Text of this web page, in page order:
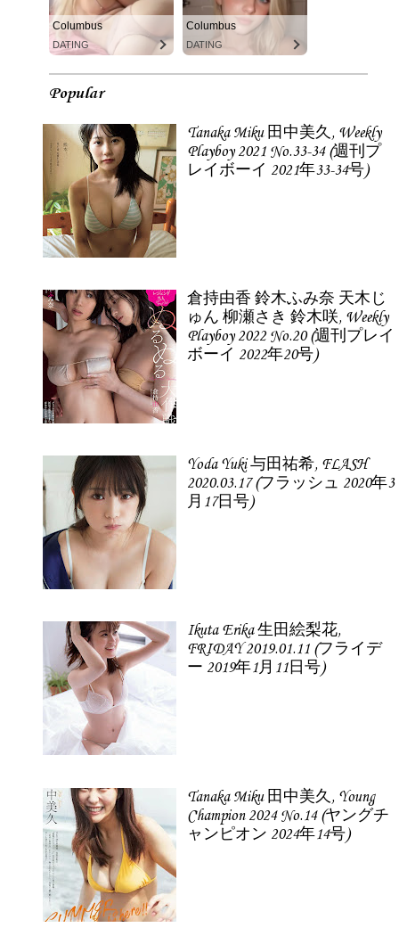
Columbus
DATING
Columbus
DATING
Popular
Tanaka Miku 田中美久, Weekly
Playboy 2021 No.33-34 (週刊プ
レイボーイ 2021年33-34号)
倉持由香 鈴木ふみ奈 天木じ
ゅん 柳瀬さき 鈴木咲, Weekly
Playboy 2022 No.20 (週刊プレイ
ボーイ 2022年20号)
Yoda Yuki 与田祐希, FLASH
2020.03.17 (フラッシュ 2020年3
月17日号)
Ikuta Erika 生田絵梨花,
FRIDAY 2019.01.11 (フライデ
ー 2019年1月11日号)
Tanaka Miku 田中美久, Young
Champion 2024 No.14 (ヤングチ
ャンピオン 2024年14号)